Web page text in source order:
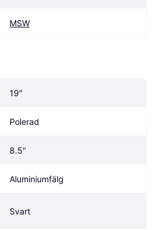
MSW
19"
Polerad
8.5"
Aluminiumfälg
Svart